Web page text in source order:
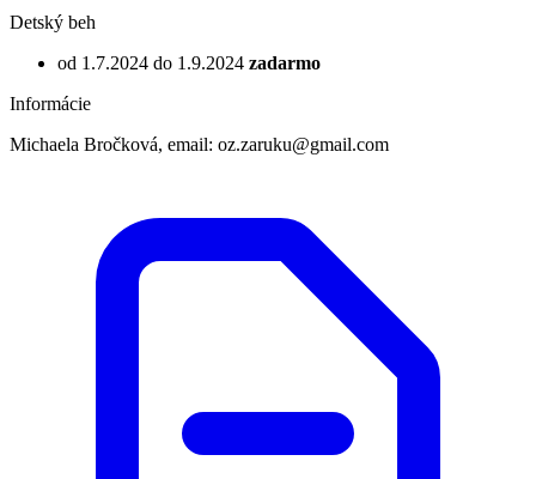
Detský beh
od 1.7.2024 do 1.9.2024 zadarmo
Informácie
Michaela Bročková, email: oz.zaruku@gmail.com